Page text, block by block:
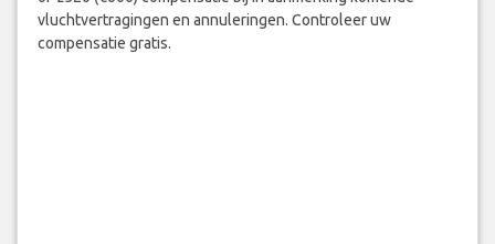
vluchtvertragingen en annuleringen. Controleer uw
compensatie gratis.